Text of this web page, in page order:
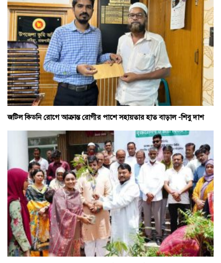
জটিল কিডনি রোগে আক্রান্ত রোগীর পাশে সহায়তার হাত বাড়াল -শিবু দাশ